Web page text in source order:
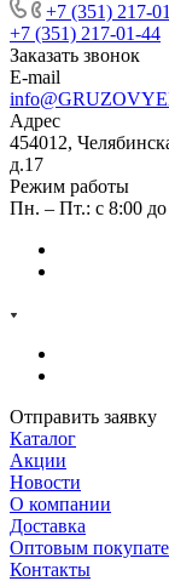
+7 (351) 217-
+7 (351) 217-01-44
Заказать звонок
E-mail
Адрес
454012,
д.17
Режим работы
Пн. – Пт.: с 8:00 до
Отправить заявку
Каталог
Акции
Новости
О компании
Доставка
Оптовым
Контакты